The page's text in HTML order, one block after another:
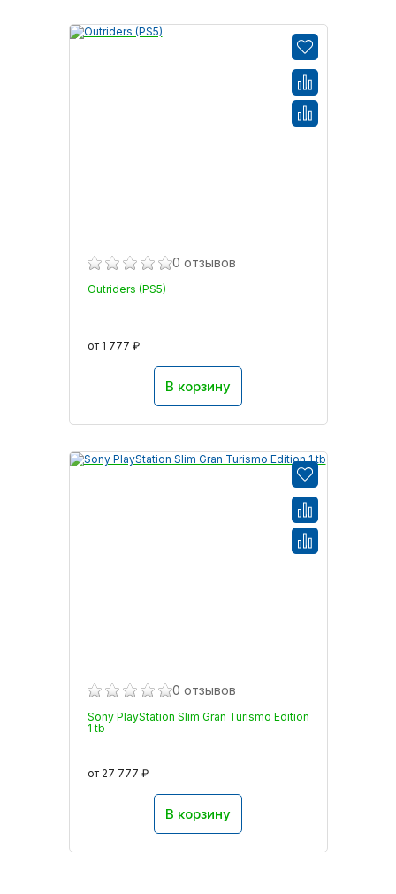
0 отзывов
Outriders (PS5)
от 1 777 ₽
В корзину
0 отзывов
Sony PlayStation Slim Gran Turismo Edition
1 tb
от 27 777 ₽
В корзину